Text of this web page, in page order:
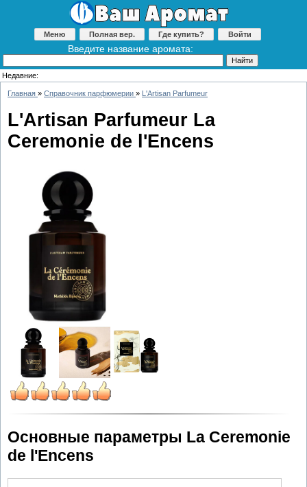
Меню Полная вер. Где купить? Войти
Введите название аромата:
Недавние:
Главная » Справочник парфюмерии » L'Artisan Parfumeur
L'Artisan Parfumeur La
Ceremonie de l'Encens
Основные параметры La Ceremonie
de l'Encens